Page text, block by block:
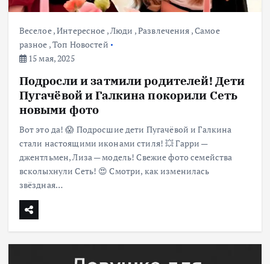
Веселое,Интересное ,Люди ,Развлечения ,Самое
разное ,Топ Новостей
15 мая, 2025
Подросли и затмили родителей! Дети
Пугачёвой и Галкина покорили Сеть
новыми фото
Вот это да! 😱 Подросшие дети Пугачёвой и Галкина
стали настоящими иконами стиля! 💥 Гарри —
джентльмен, Лиза — модель! Свежие фото семейства
всколыхнули Сеть! 😍 Смотри, как изменилась
звёздная…